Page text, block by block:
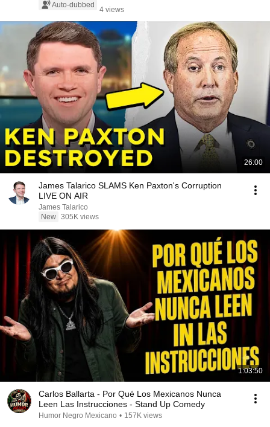
Auto-dubbed
4 views
26:00
James Talarico SLAMS Ken Paxton's Corruption
LIVE ON AIR
James Talarico
New 305K views
1:03:50
Carlos Ballarta - Por Qué Los Mexicanos Nunca
Leen Las Instrucciones - Stand Up Comedy
Humor Negro Mexicano • 157K views